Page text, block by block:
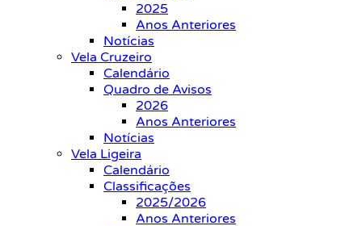
2025
Anos Anteriores
Notícias
Vela Cruzeiro
Calendário
Quadro de Avisos
2026
Anos Anteriores
Notícias
Vela Ligeira
Calendário
Classificações
2025/2026
Anos Anteriores